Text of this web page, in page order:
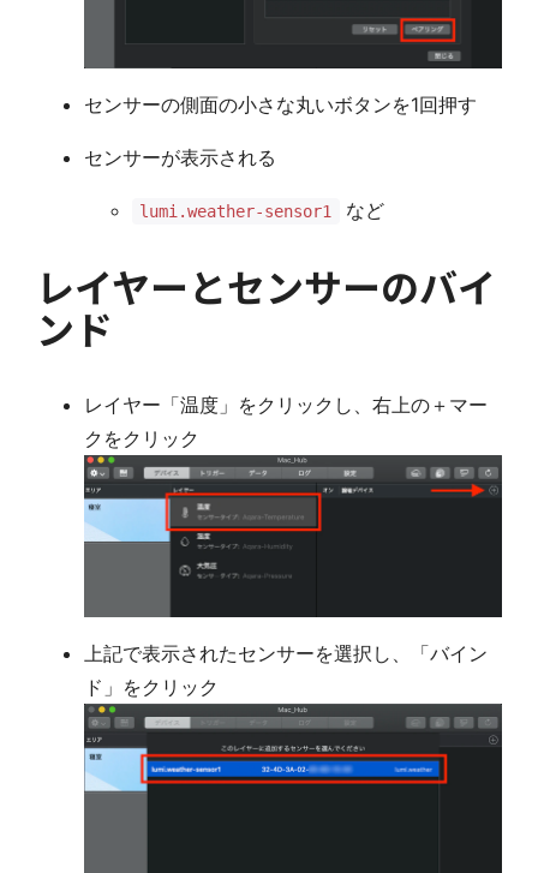
センサーの側面の小さな丸いボタンを1回押す
センサーが表示される
lumi.weather-sensor1 など
レイヤーとセンサーのバイ
ンド
レイヤー「温度」をクリックし、右上の＋マー
クをクリック
上記で表示されたセンサーを選択し、「バイン
ド」をクリック